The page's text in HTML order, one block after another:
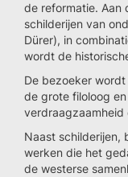
de reformatie. Aan
schilderijen van
Dürer), in
wordt de
De bezoeker
de grote filoloog
verdraagzaamheid
Naast schilderijen,
werken die het
de westerse